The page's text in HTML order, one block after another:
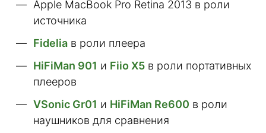
Apple MacBook Pro Retina 2013 в роли
источника
Fidelia в роли плеера
HiFiMan 901 и Fiio X5 в роли портативных
плееров
VSonic Gr01 и HiFiMan Re600 в роли
наушников для сравнения